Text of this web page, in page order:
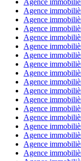
Agence
Agence
Agence
Agence
Agence
Agence
Agence
Agence
Agence
Agence
Agence
Agence
Agence
Agence
Agence
Agence
Agence